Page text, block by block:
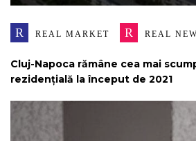
R REAL MARKET R REAL
Cluj-Napoca rămâne cea mai
rezidențială la început de 2021